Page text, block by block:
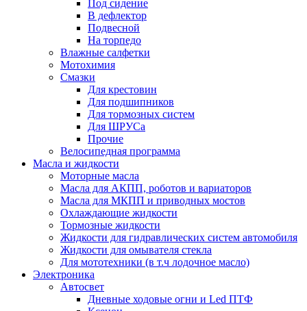
Под сидение
В дефлектор
Подвесной
На торпедо
Влажные салфетки
Мотохимия
Смазки
Для крестовин
Для подшипников
Для тормозных систем
Для ШРУСа
Прочие
Велосипедная программа
Масла и жидкости
Моторные масла
Масла для АКПП, роботов и вариаторов
Масла для МКПП и приводных мостов
Охлаждающие жидкости
Тормозные жидкости
Жидкости для гидравлических систем автомобиля
Жидкости для омывателя стекла
Для мототехники (в т.ч лодочное масло)
Электроника
Автосвет
Дневные ходовые огни и Led ПТФ